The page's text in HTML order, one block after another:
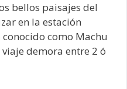
bellos paisajes del
en la estación
como Machu
demora entre 2 ó